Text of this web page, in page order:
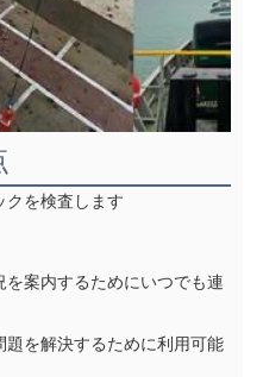
クを検査します
案内するためにいつでも連
を解決するために利用可能